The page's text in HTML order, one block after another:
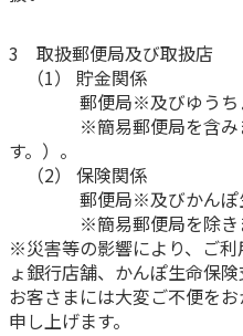
ラジオ体操・みんなの
ラジオ体操ポータルサ
お客さまの声／お客さ
かんぽジャンクション
3 取扱郵便局及び取扱店
（1） 貯金関係
郵便局※及びゆうちょ
※簡易郵便局を含みま
す。）。
（2） 保険関係
郵便局※及びかんぽ生
※簡易郵便局を除きま
※災害等の影響により、ご
ょ銀行店舗、かんぽ生命保険
お客さまには大変ご不便を
申し上げます。